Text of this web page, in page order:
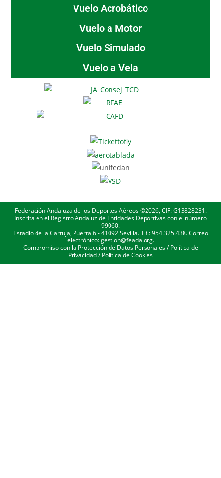
Vuelo Acrobático
Vuelo a Motor
Vuelo Simulado
Vuelo a Vela
Federación Andaluza de los Deportes Aéreos ©2026, CIF: G13828231.
Inscrita en el Registro Andaluz de Entidades Deportivas con el número
99060.
Estadio de la Cartuja, Puerta 6 - 41092 Sevilla. Tlf.: 954.325.438. Correo
electrónico: gestion@feada.org.
Compromiso con la Protección de Datos Personales/Política de
Privacidad/Política de Cookies